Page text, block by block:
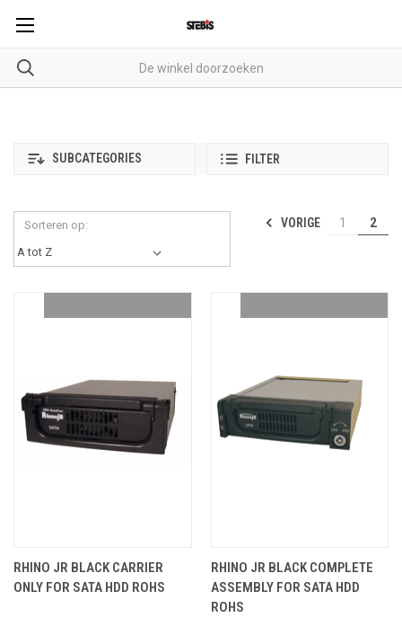
SUBCATEGORIES FILTER
Sorteren op: VORIGE 1 2
RHINO JR BLACK CARRIER
ONLY FOR SATA HDD ROHS
RHINO JR BLACK COMPLETE
ASSEMBLY FOR SATA HDD
ROHS